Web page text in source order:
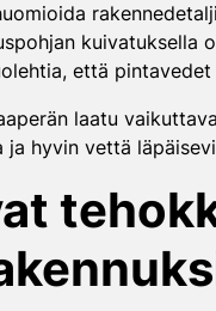
että
laatu
ja hyvin vettä